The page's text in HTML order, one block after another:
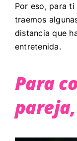
Por eso, para
traemos
distancia que
entretenida.
Para